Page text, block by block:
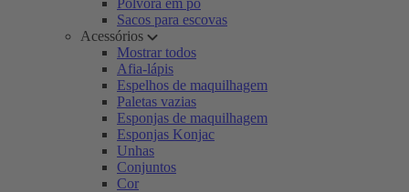
Pólvora em pó
Sacos para escovas
Acessórios
Mostrar todos
Afia-lápis
Espelhos de maquilhagem
Paletas vazias
Esponjas de maquilhagem
Esponjas Konjac
Unhas
Conjuntos
Cor